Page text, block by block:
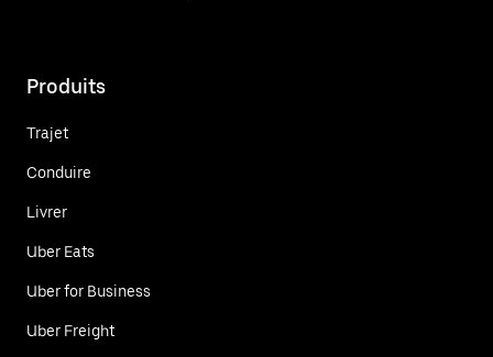
Produits
Trajet
Conduire
Livrer
Uber Eats
Uber for Business
Uber Freight